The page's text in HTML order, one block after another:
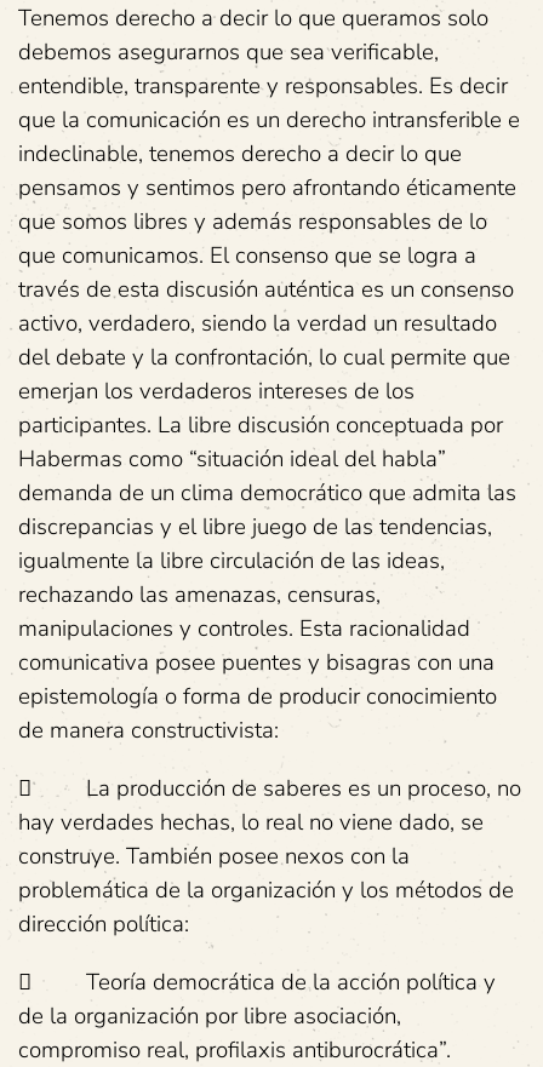
Tenemos derecho a decir lo que queramos solo
debemos asegurarnos que sea verificable,
entendible, transparente y responsables. Es decir
que la comunicación es un derecho intransferible e
indeclinable, tenemos derecho a decir lo que
pensamos y sentimos pero afrontando éticamente
que somos libres y además responsables de lo
que comunicamos. El consenso que se logra a
través de esta discusión auténtica es un consenso
activo, verdadero, siendo la verdad un resultado
del debate y la confrontación, lo cual permite que
emerjan los verdaderos intereses de los
participantes. La libre discusión conceptuada por
Habermas como “situación ideal del habla”
demanda de un clima democrático que admita las
discrepancias y el libre juego de las tendencias,
igualmente la libre circulación de las ideas,
rechazando las amenazas, censuras,
manipulaciones y controles. Esta racionalidad
comunicativa posee puentes y bisagras con una
epistemología o forma de producir conocimiento
de manera constructivista:
 La producción de saberes es un proceso, no
hay verdades hechas, lo real no viene dado, se
construye. También posee nexos con la
problemática de la organización y los métodos de
dirección política:
 Teoría democrática de la acción política y
de la organización por libre asociación,
compromiso real, profilaxis antiburocrática”.